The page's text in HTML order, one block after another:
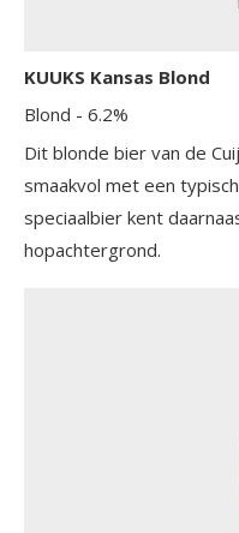
KUUKS Kansas Blond
Blond - 6.2%
Dit blonde bier van de
smaakvol met een
speciaalbier kent
hopachtergrond.